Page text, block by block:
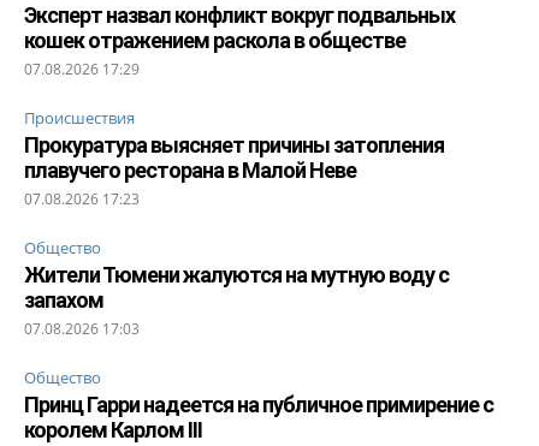
Эксперт назвал конфликт вокруг подвальных
кошек отражением раскола в обществе
07.08.2026 17:29
Происшествия
Прокуратура выясняет причины затопления
плавучего ресторана в Малой Неве
07.08.2026 17:23
Общество
Жители Тюмени жалуются на мутную воду с
запахом
07.08.2026 17:03
Общество
Принц Гарри надеется на публичное примирение с
королем Карлом III